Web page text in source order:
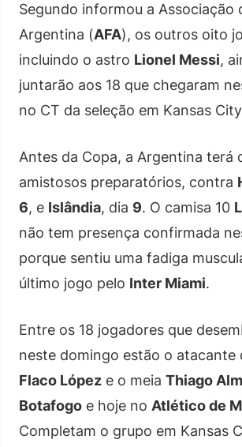
Segundo informou a Associação
Argentina (AFA), os outros oito
incluindo o astro Lionel Messi,
juntarão aos 18 que chegaram
no CT da seleção em Kansas
Antes da Copa, a Argentina terá
amistosos preparatórios, contra
6, e Islândia, dia 9. O camisa 10
não tem presença confirmada
porque sentiu uma fadiga
último jogo pelo Inter Miami.
Entre os 18 jogadores que
neste domingo estão o atacante
Flaco López e o meia Thiago
Botafogo e hoje no Atlético de
Completam o grupo em Kansas